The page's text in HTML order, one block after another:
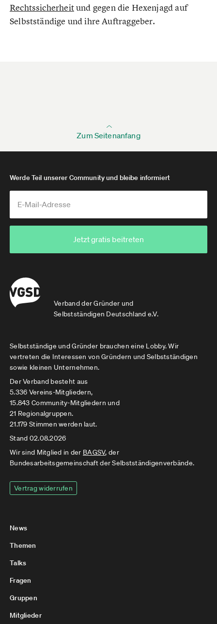
Rechtssicherheitund gegen die Hexenjagd auf
Selbstständige und ihre Auftraggeber.
Zum Seitenanfang
Verband der Gründer und
Selbstständigen Deutschland e.V.
Werde Teil unserer Community und bleibe informiert
Jetzt gratis beitreten
Selbstständige und Gründer brauchen eine Lobby. Wir
vertreten die Interessen von Gründern und Selbstständigen
sowie kleinen Unternehmen.
Der Verband besteht aus
5.336 Vereins-Mitgliedern,
15.843 Community-Mitgliedern und
21 Regionalgruppen.
21.179 Stimmen werden laut.
Stand 02.08.2026
Wir sind Mitglied in der BAGSV, der
Bundesarbeitsgemeinschaft der Selbstständigenverbände.
Vertrag widerrufen
News
Themen
Talks
Fragen
Gruppen
Mitglieder